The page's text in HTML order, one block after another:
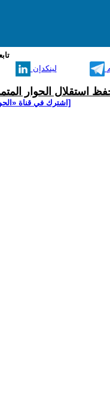
لينكدإن
استقلال الحوار
[اشترك في قناة